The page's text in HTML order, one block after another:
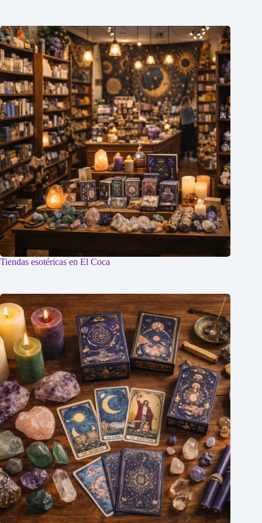
Tiendas esotéricas en El Coca